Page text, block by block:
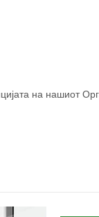
на нашиот